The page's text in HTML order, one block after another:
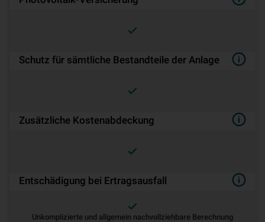
Schutz für sämtliche Bestandteile der Anlage
Zusätzliche Kostenabdeckung
Entschädigung bei Ertragsausfall
Unkomplizierte und allgemein nachvollziehbare Berechnung